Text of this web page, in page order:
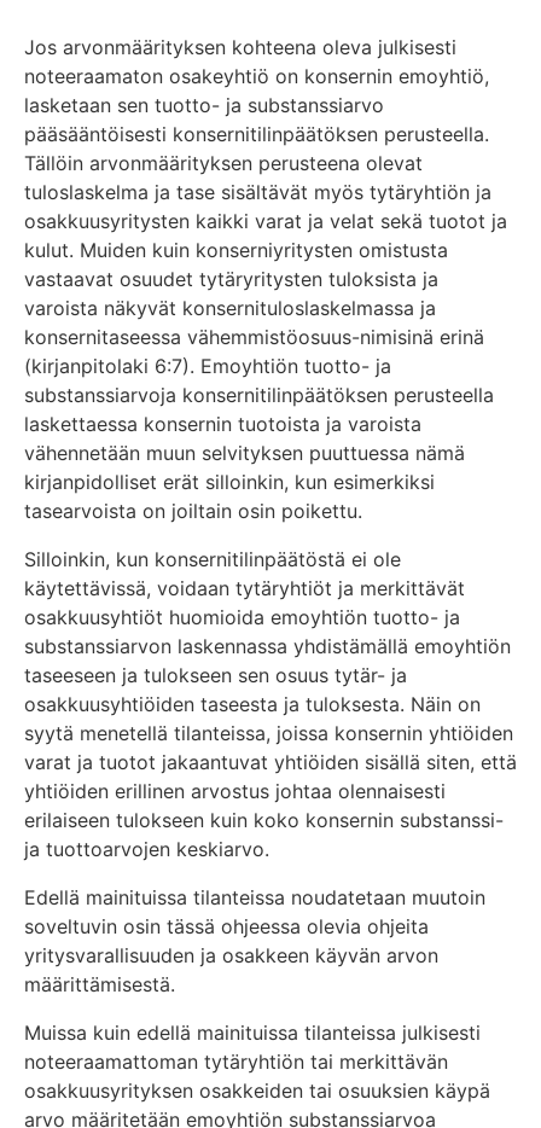
Jos arvonmäärityksen kohteena oleva julkisesti
noteeraamaton osakeyhtiö on konsernin emoyhtiö,
lasketaan sen tuotto- ja substanssiarvo
pääsääntöisesti konsernitilinpäätöksen perusteella.
Tällöin arvonmäärityksen perusteena olevat
tuloslaskelma ja tase sisältävät myös tytäryhtiön ja
osakkuusyritysten kaikki varat ja velat sekä tuotot ja
kulut. Muiden kuin konserniyritysten omistusta
vastaavat osuudet tytäryritysten tuloksista ja
varoista näkyvät konsernituloslaskelmassa ja
konsernitaseessa vähemmistöosuus-nimisinä erinä
(kirjanpitolaki 6:7). Emoyhtiön tuotto- ja
substanssiarvoja konsernitilinpäätöksen perusteella
laskettaessa konsernin tuotoista ja varoista
vähennetään muun selvityksen puuttuessa nämä
kirjanpidolliset erät silloinkin, kun esimerkiksi
tasearvoista on joiltain osin poikettu.
Silloinkin, kun konsernitilinpäätöstä ei ole
käytettävissä, voidaan tytäryhtiöt ja merkittävät
osakkuusyhtiöt huomioida emoyhtiön tuotto- ja
substanssiarvon laskennassa yhdistämällä emoyhtiön
taseeseen ja tulokseen sen osuus tytär- ja
osakkuusyhtiöiden taseesta ja tuloksesta. Näin on
syytä menetellä tilanteissa, joissa konsernin yhtiöiden
varat ja tuotot jakaantuvat yhtiöiden sisällä siten, että
yhtiöiden erillinen arvostus johtaa olennaisesti
erilaiseen tulokseen kuin koko konsernin substanssi-
ja tuottoarvojen keskiarvo.
Edellä mainituissa tilanteissa noudatetaan muutoin
soveltuvin osin tässä ohjeessa olevia ohjeita
yritysvarallisuuden ja osakkeen käyvän arvon
määrittämisestä.
Muissa kuin edellä mainituissa tilanteissa julkisesti
noteeraamattoman tytäryhtiön tai merkittävän
osakkuusyrityksen osakkeiden tai osuuksien käypä
arvo määritetään emoyhtiön substanssiarvoa